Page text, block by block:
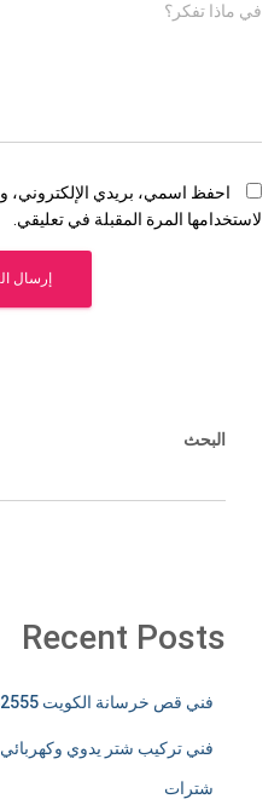
في ماذا تفكر؟
احفظ اسمي، بريدي الإلكتروني،
لاستخدامها المرة المقبلة في تعليقي.
البحث
Recent Posts
فني قص خرسانة الكويت 65932555 مقاول قص وفتح كور
شترات